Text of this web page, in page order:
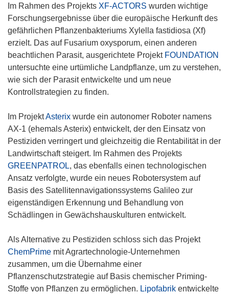
e
n
s
t
e
r
)
e
m
F
e
n
s
t
)
Im Rahmen des Projekts XF-ACTORS wurden wichtige
Forschungsergebnisse über die europäische Herkunft des
gefährlichen Pflanzenbakteriums Xylella fastidiosa (Xf)
erzielt. Das auf Fusarium oxysporum, einen anderen
beachtlichen Parasit, ausgerichtete Projekt FOUNDATION
untersuchte eine urtümliche Landpflanze, um zu verstehen,
wie sich der Parasit entwickelte und um neue
Kontrollstrategien zu finden.
Im ProjektAsterix wurde ein autonomer Roboter namens
AX-1 (ehemals Asterix) entwickelt, der den Einsatz von
Pestiziden verringert und gleichzeitig die Rentabilität in der
Landwirtschaft steigert. Im Rahmen des Projekts
GREENPATROL, das ebenfalls einen technologischen
Ansatz verfolgte, wurde ein neues Robotersystem auf
Basis des Satellitennavigationssystems Galileo zur
eigenständigen Erkennung und Behandlung von
Schädlingen in Gewächshauskulturen entwickelt.
Als Alternative zu Pestiziden schloss sich das Projekt
ChemPrime mit Agrartechnologie-Unternehmen
zusammen, um die Übernahme einer
Pflanzenschutzstrategie auf Basis chemischer Priming-
Stoffe von Pflanzen zu ermöglichen. Lipofabrik entwickelte